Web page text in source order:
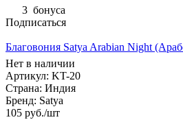
3 бонуса
Подписаться
Благовония Satya Arabian Night
Нет в наличии
Артикул: KT-20
Страна: Индия
Бренд: Satya
105 руб./шт